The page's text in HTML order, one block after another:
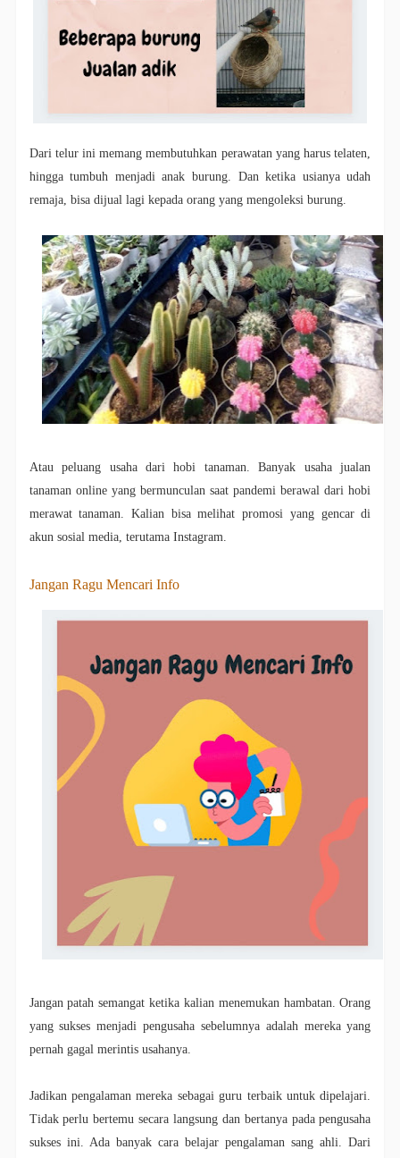
Dari telur ini memang membutuhkan perawatan yang harus telaten,
hingga tumbuh menjadi anak burung. Dan ketika usianya udah
remaja, bisa dijual lagi kepada orang yang mengoleksi burung.
Atau peluang usaha dari hobi tanaman. Banyak usaha jualan
tanaman online yang bermunculan saat pandemi berawal dari hobi
merawat tanaman. Kalian bisa melihat promosi yang gencar di
akun sosial media, terutama Instagram.
Jangan Ragu Mencari Info
Jangan patah semangat ketika kalian menemukan hambatan. Orang
yang sukses menjadi pengusaha sebelumnya adalah mereka yang
pernah gagal merintis usahanya.
Jadikan pengalaman mereka sebagai guru terbaik untuk dipelajari.
Tidak perlu bertemu secara langsung dan bertanya pada pengusaha
sukses ini. Ada banyak cara belajar pengalaman sang ahli. Dari